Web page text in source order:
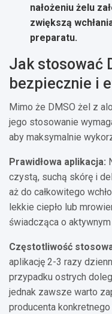
nałożeniu żelu
zwiększą
preparatu.
Jak stosować
bezpiecznie i
Mimo że DMSO żel z
jego stosowanie
aby maksymalnie
Prawidłowa aplikacja:
czystą, suchą skórę i
aż do całkowitego
lekkie ciepło lub
świadcząca o aktywnym
Częstotliwość
aplikację 2-3 razy
przypadku ostrych
jednak zawsze warto
producenta konkretnego